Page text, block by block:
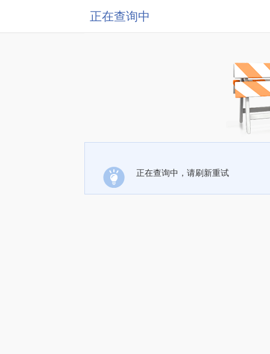
正在查询中
正在查询中，请刷新重试